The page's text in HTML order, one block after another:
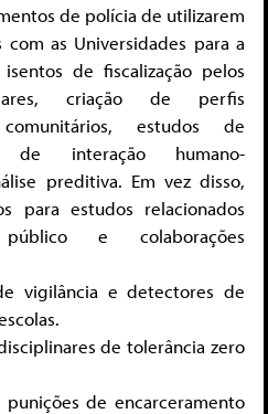
de polícia de utilizarem
as Universidades para a
de fiscalização pelos
criação de perfis
estudos de
de interação humano-
preditiva. Em vez disso,
para estudos relacionados
e colaborações
vigilância e detectores de
de tolerância zero
de encarceramento